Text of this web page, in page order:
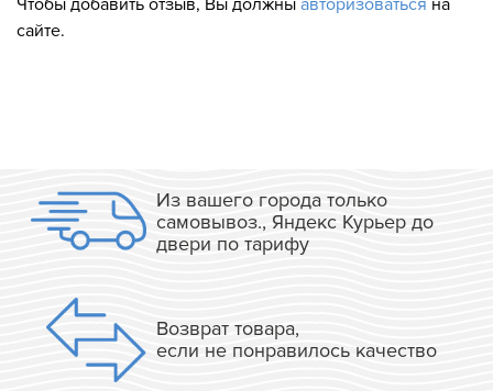
Чтобы добавить отзыв, Вы должны авторизоваться на
сайте.
Из вашего города только
самовывоз., Яндекс Курьер до
двери по тарифу
Возврат товара,
если не понравилось качество